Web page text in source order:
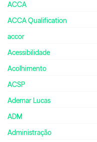
ACCA
ACCA Qualification
accor
Acessibilidade
Acolhimento
ACSP
Ademar Lucas
ADM
Administração